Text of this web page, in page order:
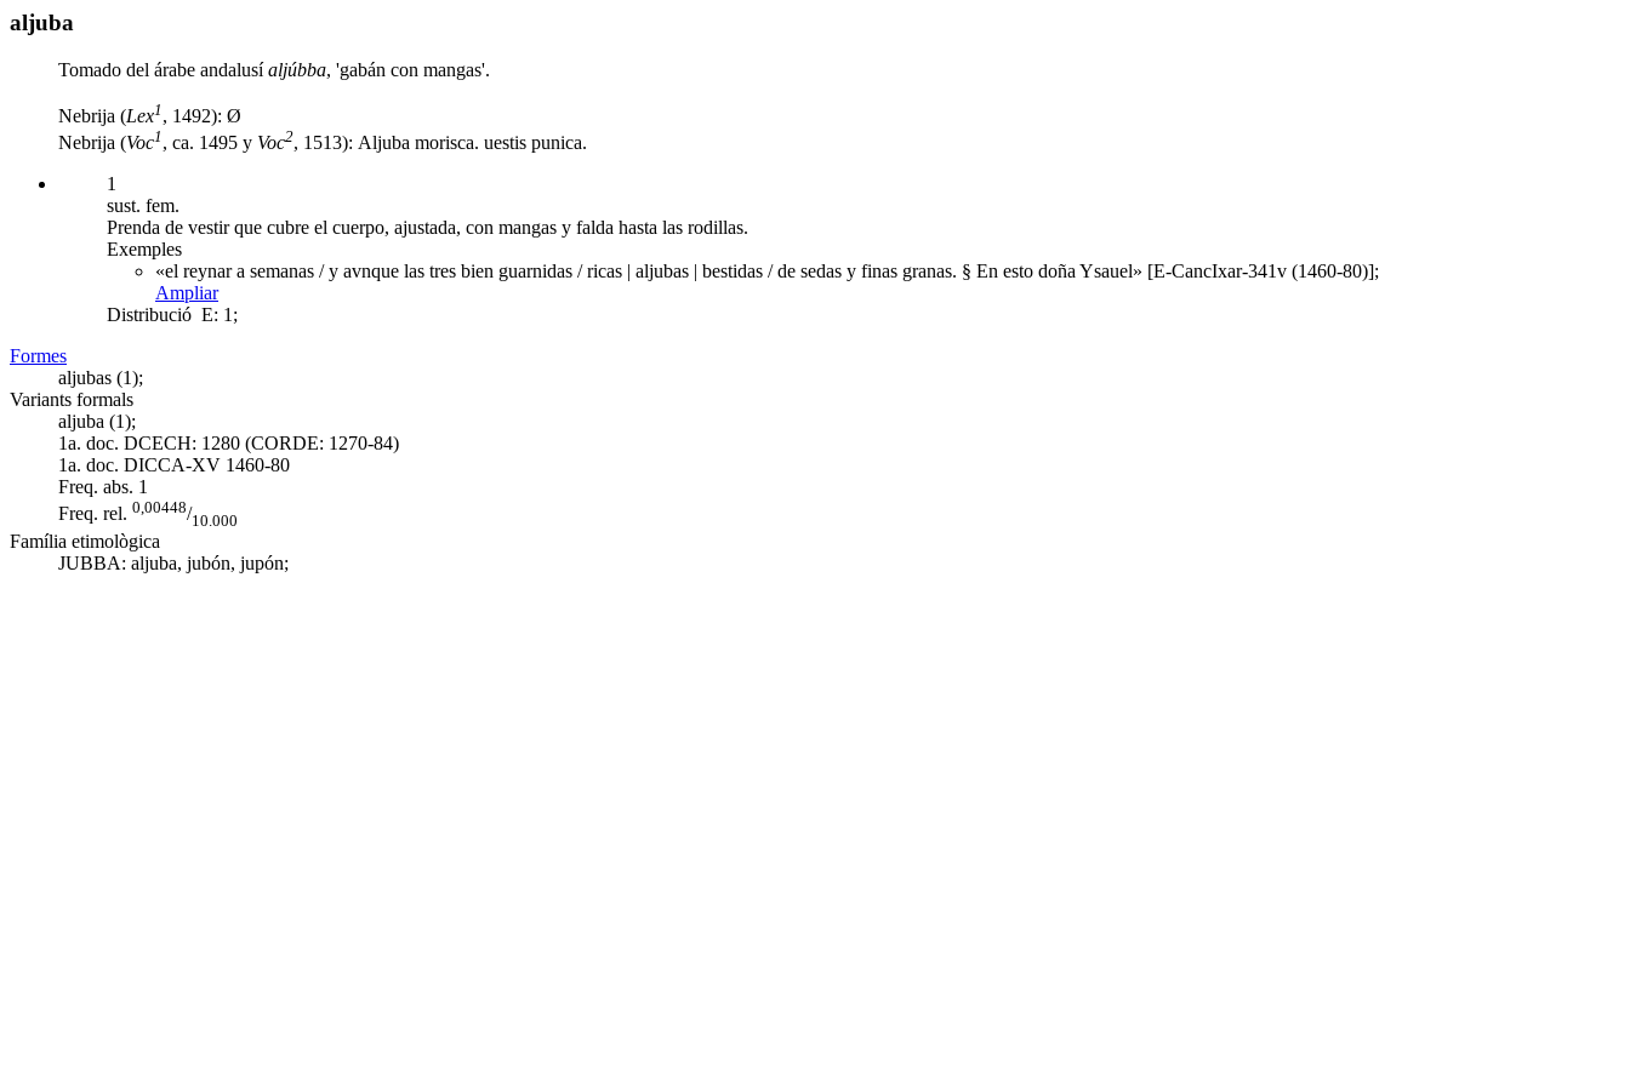
aljuba
Tomado del árabe andalusíaljúbba, 'gabán con mangas'.
Nebrija (Lex1 , 1492): Ø
Nebrija (Voc1 , ca. 1495 y Voc2, 1513): Aljuba morisca. uestis punica.
1
sust. fem.
Prenda de vestir que cubre el cuerpo, ajustada, con mangas y falda hasta las rodillas.
Exemples
«el reynar a semanas / y avnque las tres bien guarnidas / ricas | aljubas | bestidas / de sedas y finas granas. § En esto doña Ysauel» [E-CancIxar-341v (1460-80)];
Ampliar
Distribució E: 1;
Formes
aljubas (1);
Variants formals
aljuba (1);
1a. doc. DCECH: 1280 (CORDE: 1270-84)
1a. doc. DICCA-XV 1460-80
Freq. abs. 1
Freq. rel. 0,00448/10.000
Família etimològica
JUBBA: aljuba, jubón, jupón;